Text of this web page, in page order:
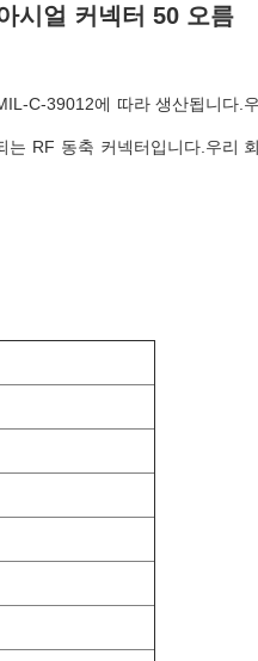
시얼 커넥터 50 오름
C-39012에 따라 생산됩니다.
RF 동축 커넥터입니다.우리